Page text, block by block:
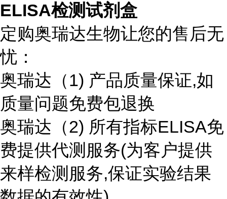
ELISA检测试剂盒
定购奥瑞达生物让您的售后无
忧：
奥瑞达（1) 产品质量保证,如
质量问题免费包退换
奥瑞达（2) 所有指标ELISA免
费提供代测服务(为客户提供
来样检测服务,保证实验结果